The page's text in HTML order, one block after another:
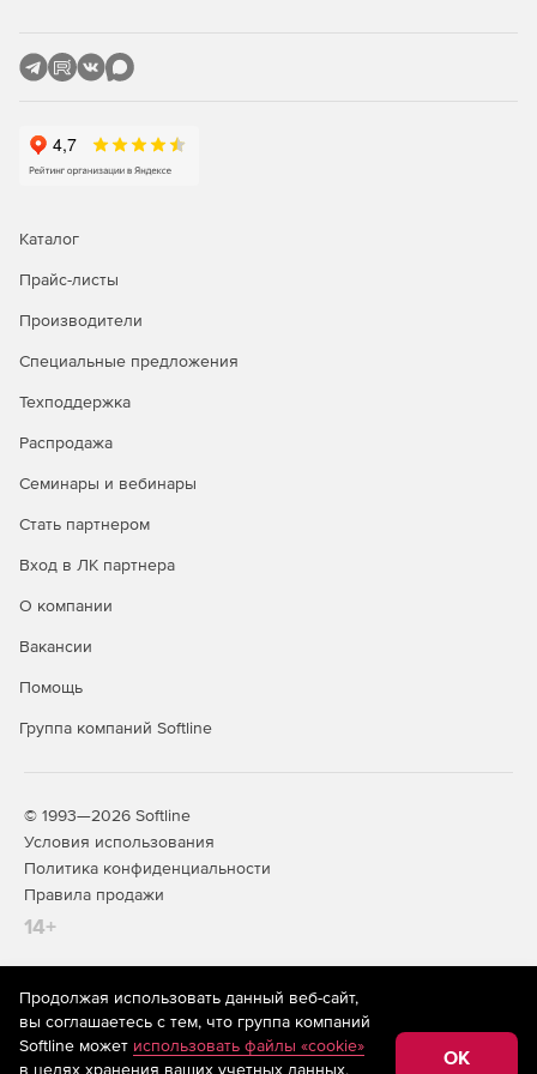
Основные возможности
ресурсах, в приложениях, при удаленном доступе на
мобильном устройстве или ПК.
Замена парольной аутентификации при доступе к БД,
приложениям на двухфакторную программно-
аппаратную аутентификацию.
Аутентификация при доступе к почтовым серверам,
администрировании и т. п.
Каталог
Прайс-листы
Производители
Специальные предложения
Техподдержка
Распродажа
Семинары и вебинары
Стать партнером
Вход в ЛК партнера
О компании
Вакансии
Помощь
Группа компаний Softline
© 1993—2026 Softline
Условия использования
Политика конфиденциальности
Правила продажи
14+
На информационном ресурсе store.softline.ru применяются
рекомендательные технологии(информационные технологии
предоставления информации на основе сбора,
систематизации и анализа сведений, относящихся к
Продолжая использовать данный веб-сайт,
вы соглашаетесь с тем, что группа компаний
Softline может использовать файлы «cookie»
в целях хранения ваших учетных данных,
OK